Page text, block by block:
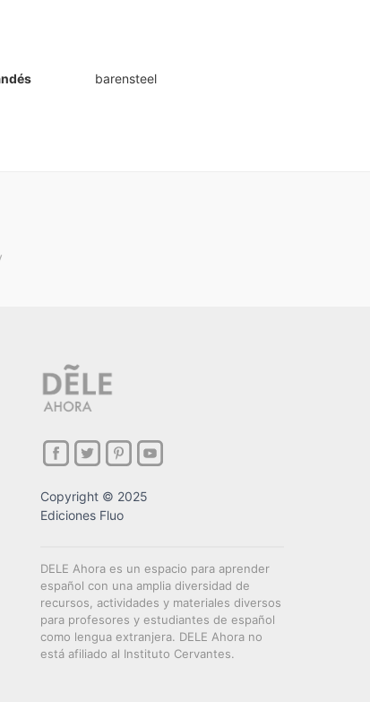
barensteel
Copyright © 2025
Ediciones Fluo
DELE Ahora es un espacio para aprender
español con una amplia diversidad de
recursos, actividades y materiales diversos
para profesores y estudiantes de español
como lengua extranjera. DELE Ahora no
está afiliado al Instituto Cervantes.